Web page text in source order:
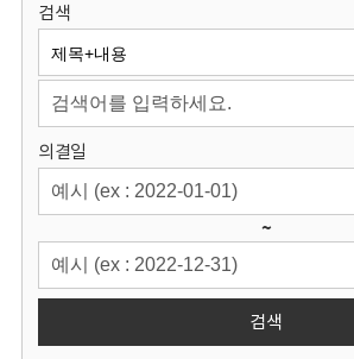
원
회
검색
의결일
~
검색